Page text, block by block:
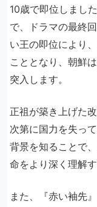
10歳で即位しまし
で、ドラマの最終
い王の即位により
こととなり、朝鮮
突入します。
正祖が築き上げた
次第に国力を失っ
背景を知ることで
命をより深く理解
また、『赤い袖先